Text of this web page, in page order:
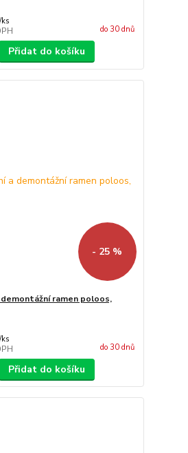
ks
do 30 dnů
Přidat do košíku
- 25 %
ramen poloos,
ks
do 30 dnů
Přidat do košíku